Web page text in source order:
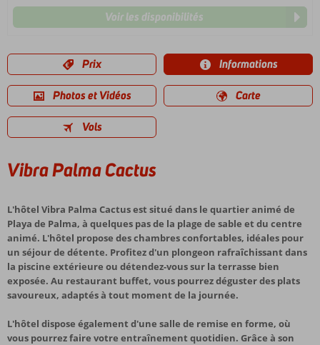
Voir les disponibilités
Prix Informations
Photos et Vidéos Carte
Vols
Vibra Palma Cactus
L'hôtel Vibra Palma Cactus est situé dans le quartier animé de
Playa de Palma, à quelques pas de la plage de sable et du centre
animé. L'hôtel propose des chambres confortables, idéales pour
un séjour de détente. Profitez d'un plongeon rafraîchissant dans
la piscine extérieure ou détendez-vous sur la terrasse bien
exposée. Au restaurant buffet, vous pourrez déguster des plats
savoureux, adaptés à tout moment de la journée.
L'hôtel dispose également d'une salle de remise en forme, où
vous pourrez faire votre entraînement quotidien. Grâce à son